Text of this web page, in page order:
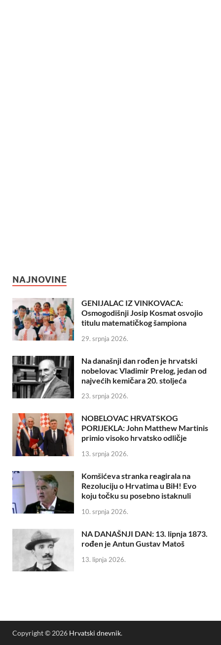
NAJNOVINE
GENIJALAC IZ VINKOVACA:
Osmogodišnji Josip Kosmat osvojio
titulu matematičkog šampiona
29. srpnja 2026.
Na današnji dan rođen je hrvatski
nobelovac Vladimir Prelog, jedan od
najvećih kemičara 20. stoljeća
23. srpnja 2026.
NOBELOVAC HRVATSKOG
PORIJEKLA: John Matthew Martinis
primio visoko hrvatsko odličje
13. srpnja 2026.
Komšićeva stranka reagirala na
Rezoluciju o Hrvatima u BiH! Evo
koju točku su posebno istaknuli
10. srpnja 2026.
NA DANAŠNJI DAN: 13. lipnja 1873.
rođen je Antun Gustav Matoš
13. lipnja 2026.
Copyright © 2026 Hrvatski dnevnik.